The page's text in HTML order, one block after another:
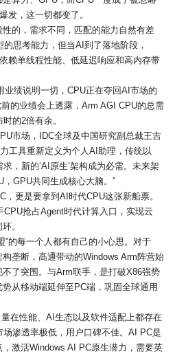
发，这一切都变了。
的，需求不同，匹配的能力自然有差
思考能力，但当AI到了落地阶段，
赖单线程性能、低延迟响应和高内存带
绩说明一切，CPU正在夺回AI市场的
的业绩会上透露，Arm AGI CPU的总需
的2倍有余。
市场，IDC全球及中国研究副总裁王吉
工具重新定义为个人AI助理，传统以
，新的‘AI原生’架构成为必需。未来架
GPU共同生成核心大脑。”
更是要拿到AI时代CPU这张新船票。
抢占Agent时代计算入口，实现云
。
”的每一个人都有自己的小心思。对于
垄断，高通带动的Windows Arm阵营始
了突围。与Arm联手，是打破X86强势
从移动端延伸至PC端，巩固全球通用
在性能、AI生态以及软件适配上都存在
渗透率极低，用户口碑不佳。AI PC是
激活Windows AI PC原生潜力，需要英